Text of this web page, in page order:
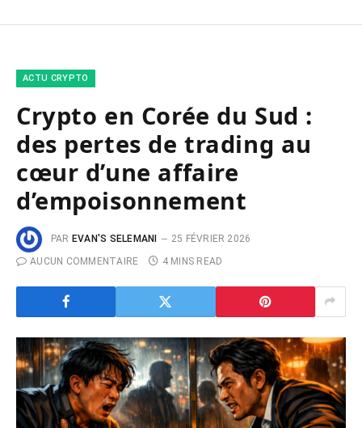
ACTU CRYPTO
Crypto en Corée du Sud :
des pertes de trading au
cœur d’une affaire
d’empoisonnement
PAR EVAN'S SELEMANI
25 FÉVRIER 2026
AUCUN COMMENTAIRE
4 MINS READ